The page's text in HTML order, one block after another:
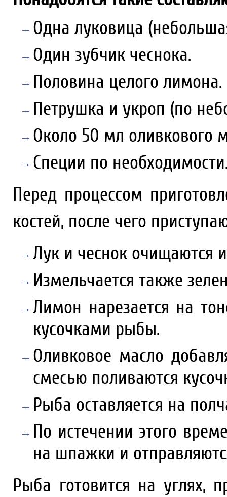
Одна луковица
Один зубчик чеснока.
Половина целого лимона.
Петрушка и укроп (по
Около 50 мл оливкового
Специи по
Перед процессом
костей, после чего
Лук и чеснок очищаются
Измельчается также
Лимон нарезается на
кусочками рыбы.
Оливковое масло
смесью поливаются
Рыба оставляется на
По истечении этого
на шпажки и
Рыба готовится на углях,